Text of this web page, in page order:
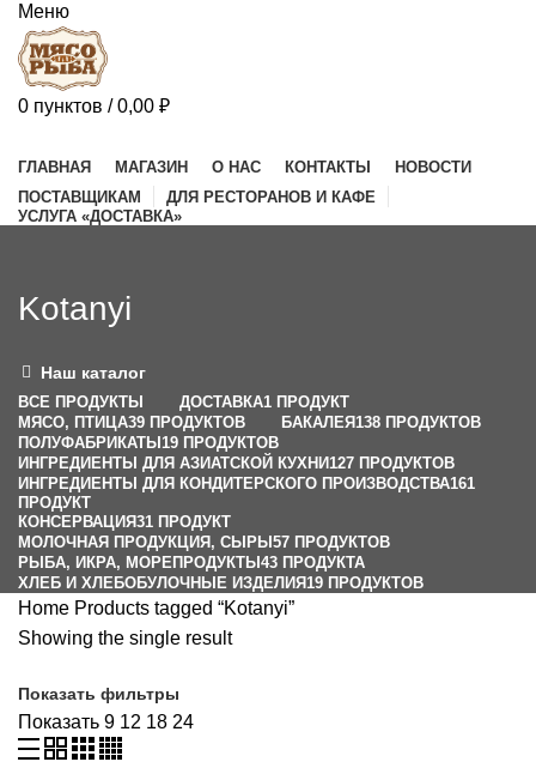
Меню
0 пунктов / 0,00 ₽
ГЛАВНАЯ МАГАЗИН О НАС КОНТАКТЫ
НОВОСТИ
ПОСТАВЩИКАМ
ДЛЯ РЕСТОРАНОВ И КАФЕ
УСЛУГА «ДОСТАВКА»
Kotanyi
Наш каталог
ВСЕ ПРОДУКТЫ ДОСТАВКА1 ПРОДУКТ
МЯСО, ПТИЦА39 ПРОДУКТОВ БАКАЛЕЯ138 ПРОДУКТОВ
ПОЛУФАБРИКАТЫ 19 ПРОДУКТОВ
ИНГРЕДИЕНТЫ ДЛЯ АЗИАТСКОЙ КУХНИ127 ПРОДУКТОВ
ИНГРЕДИЕНТЫ ДЛЯ КОНДИТЕРСКОГО ПРОИЗВОДСТВА161
ПРОДУКТ
КОНСЕРВАЦИЯ31 ПРОДУКТ
МОЛОЧНАЯ ПРОДУКЦИЯ, СЫРЫ 57 ПРОДУКТОВ
РЫБА, ИКРА, МОРЕПРОДУКТЫ 43 ПРОДУКТА
ХЛЕБ И ХЛЕБОБУЛОЧНЫЕ ИЗДЕЛИЯ19 ПРОДУКТОВ
Home Products tagged “Kotanyi”
Showing the single result
Показать фильтры
Показать 9 12 18 24